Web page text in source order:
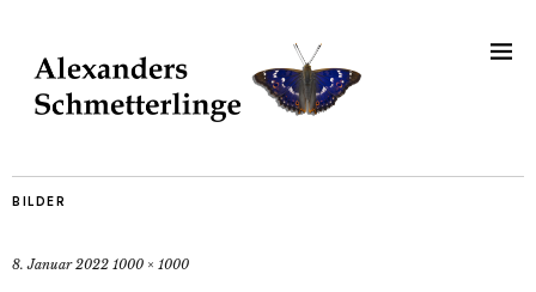
BILDER
8. Januar 2022 1000 × 1000